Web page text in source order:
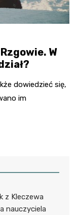
W
dowiedzieć się,
im
z Kleczewa
nauczyciela